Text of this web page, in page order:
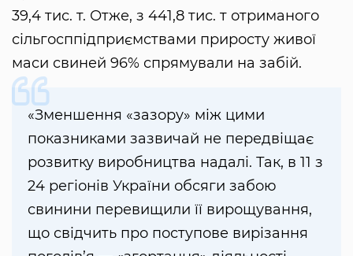
39,4 тис. т. Отже, з 441,8 тис. т отриманого
сільгосппідприємствами приросту живої
маси свиней 96% спрямували на забій.
«Зменшення «зазору» між цими
показниками зазвичай не передвіщає
розвитку виробництва надалі. Так, в 11 з
24 регіонів України обсяги забою
свинини перевищили її вирощування,
що свідчить про поступове вирізання